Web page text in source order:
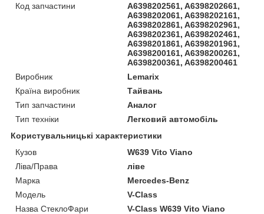
Код запчастини
A6398202561, A6398202661,
A6398202061, A6398202161,
A6398202861, A6398202961,
A6398202361, A6398202461,
A6398201861, A6398201961,
A6398200161, A6398200261,
A6398200361, A6398200461
Виробник
Lemarix
Країна виробник
Тайвань
Тип запчастини
Аналог
Тип техніки
Легковий автомобіль
Користувальницькі характеристики
Кузов
W639 Vito Viano
Ліва/Права
ліве
Марка
Mercedes-Benz
Мoдель
V-Class
Назва СтеклоФари
V-Class W639 Vito Viano